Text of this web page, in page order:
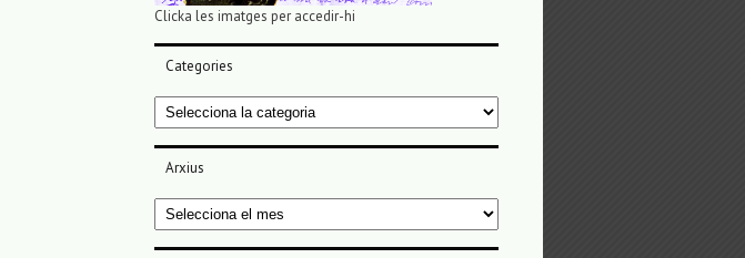
Clicka les imatges per accedir-hi
Categories
Categories
Arxius
Arxius